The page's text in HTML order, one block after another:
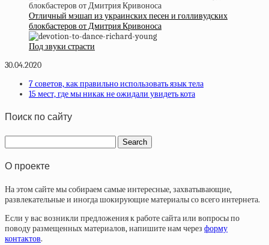
Отличный мэшап из украинских песен и голливудских
блокбастеров от Дмитрия Кривоноса
Под звуки страсти
30.04.2020
7 советов, как правильно использовать язык тела
15 мест, где мы никак не ожидали увидеть кота
Поиск по сайту
О проекте
На этом сайте мы собираем самые интересные, захватывающие,
развлекательные и иногда шокирующие материалы со всего интернета.
Если у вас возникли предложения к работе сайта или вопросы по
поводу размещенных материалов, напишите нам через форму
контактов.